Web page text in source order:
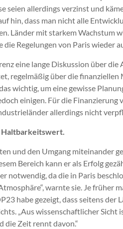
seien allerdings verzinst und
hin, dass man nicht alle
Länder mit starkem Wachstum
Regelungen von Paris wieder
eine lange Diskussion über
regelmäßig über die
wichtig, um eine gewisse
einigen. Für die Finanzierung
allerdings nicht
Haltbarkeitswert.
und den Umgang miteinander
Bereich kann er als Erfolg
notwendig, da die in Paris
warnte sie. Je früher
habe gezeigt, dass seitens der
„Aus wissenschaftlicher Sicht
die Zeit rennt davon.“